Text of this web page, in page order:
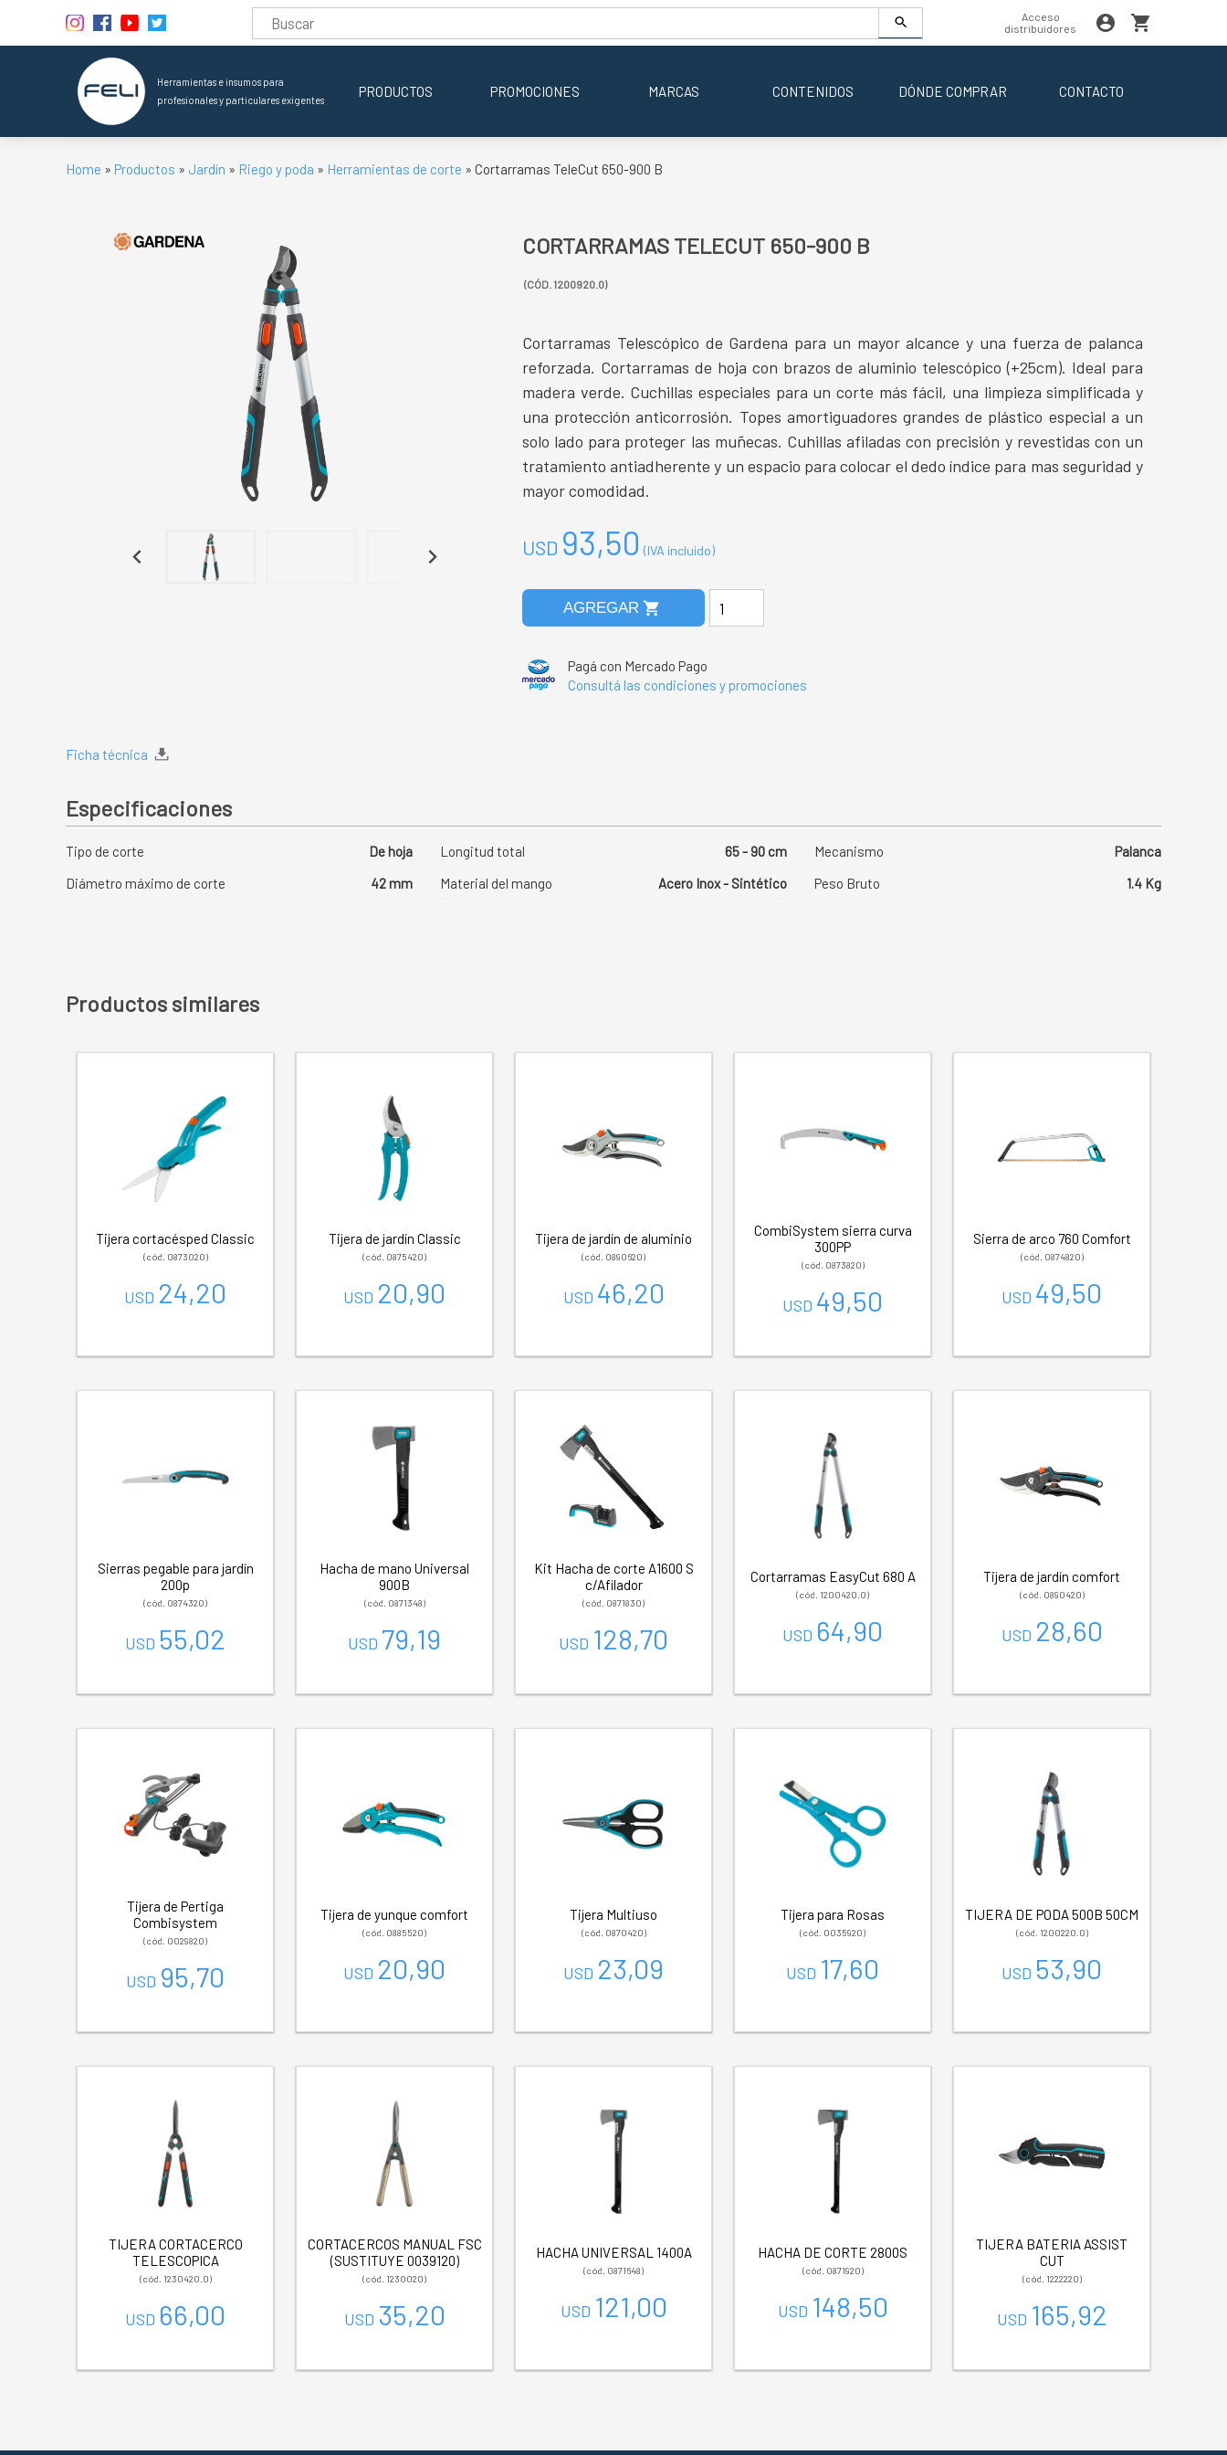
Acceso
distribuidores
Herramientas e insumos para
profesionales y particulares exigentes
PRODUCTOS PROMOCIONES MARCAS CONTENIDOS DÓNDE COMPRAR CONTACTO
Home » Productos » Jardín » Riego y poda » Herramientas de corte » Cortarramas TeleCut 650-900 B
CORTARRAMAS TELECUT 650-900 B
(CÓD. 1200920.0)
Cortarramas Telescópico de Gardena para un mayor alcance y una fuerza de palanca
reforzada. Cortarramas de hoja con brazos de aluminio telescópico (+25cm). Ideal para
madera verde. Cuchillas especiales para un corte más fácil, una limpieza simplificada y
una protección anticorrosión. Topes amortiguadores grandes de plástico especial a un
solo lado para proteger las muñecas. Cuhillas afiladas con precisión y revestidas con un
tratamiento antiadherente y un espacio para colocar el dedo índice para mas seguridad y
mayor comodidad.
USD 93,50 (IVA incluido)
AGREGAR shopping_cart
Pagá con Mercado Pago
Consultá las condiciones y promociones
Ficha técnica
Especificaciones
Tipo de corte
De hoja
Diámetro máximo de corte
42 mm
Longitud total
65 - 90 cm
Material del mango
Acero Inox - Sintético
Mecanismo
Palanca
Peso Bruto
1.4 Kg
Productos similares
Tijera cortacésped Classic
(cód. 0873020)
USD 24,20
Tijera de jardín Classic
(cód. 0875420)
USD 20,90
Tijera de jardín de aluminio
(cód. 0890620)
USD 46,20
CombiSystem sierra curva
300PP
(cód. 0873820)
USD 49,50
Sierra de arco 760 Comfort
(cód. 0874820)
USD 49,50
Sierras pegable para jardín
200p
(cód. 0874320)
USD 55,02
Hacha de mano Universal
900B
(cód. 0871348)
USD 79,19
Kit Hacha de corte A1600 S
c/Afilador
(cód. 0871830)
USD 128,70
Cortarramas EasyCut 680 A
(cód. 1200420.0)
USD 64,90
Tijera de jardín comfort
(cód. 0890420)
USD 28,60
Tijera de Pertiga
Combisystem
(cód. 0029820)
USD 95,70
Tijera de yunque comfort
(cód. 0885520)
USD 20,90
Tijera Multiuso
(cód. 0870420)
USD 23,09
Tijera para Rosas
(cód. 0035920)
USD 17,60
TIJERA DE PODA 500B 50CM
(cód. 1200220.0)
USD 53,90
TIJERA CORTACERCO
TELESCOPICA
(cód. 1230420.0)
USD 66,00
CORTACERCOS MANUAL FSC
(SUSTITUYE 0039120)
(cód. 1230020)
USD 35,20
HACHA UNIVERSAL 1400A
(cód. 0871648)
USD 121,00
HACHA DE CORTE 2800S
(cód. 0871920)
USD 148,50
TIJERA BATERIA ASSIST
CUT
(cód. 1222220)
USD 165,92